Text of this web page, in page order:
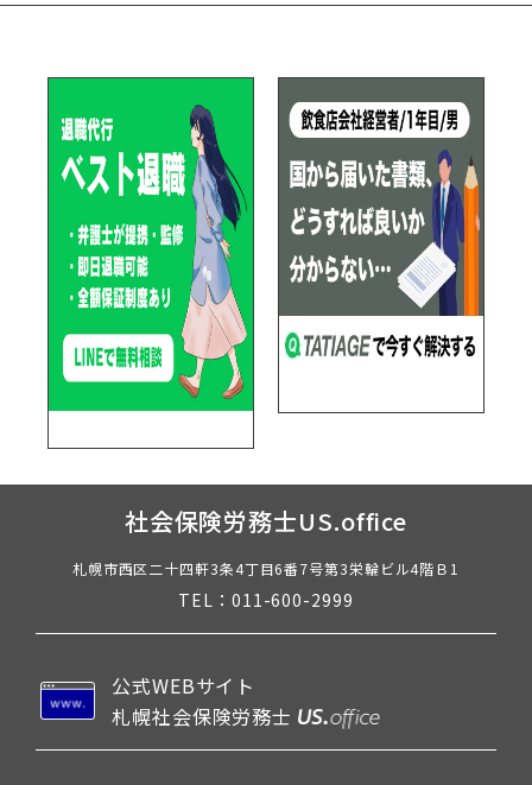
社会保険労務士US.office
札幌市西区二十四軒3条4丁目6番7号第3栄輪ビル4階Ｂ1
TEL：011-600-2999
公式WEBサイト
札幌社会保険労務士